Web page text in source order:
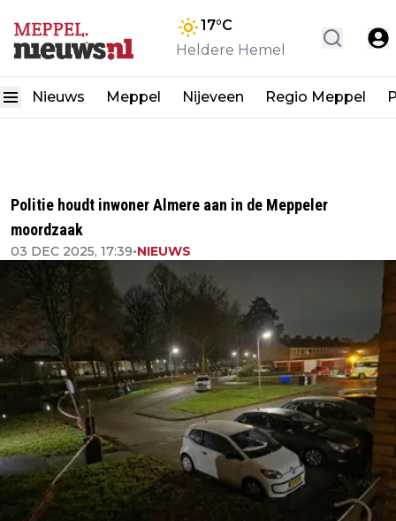
17°C
Heldere Hemel
Nieuws Meppel Nijeveen Regio Meppel
Politie houdt inwoner Almere aan in de Meppeler
moordzaak
03 DEC 2025, 17:39•NIEUWS